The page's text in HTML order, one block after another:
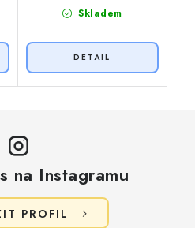
Skladem
na Instagramu
PROFIL